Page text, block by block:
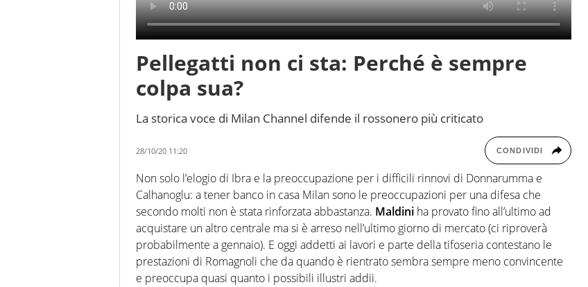
Pellegatti non ci sta: Perché è sempre
colpa sua?
La storica voce di Milan Channel difende il rossonero più criticato
28/10/20 11:20 CONDIVIDI
Non solo l’elogio di Ibra e la preoccupazione per i difficili rinnovi di Donnarumma e
Calhanoglu: a tener banco in casa Milan sono le preoccupazioni per una difesa che
secondo molti non è stata rinforzata abbastanza. Maldini ha provato fino all’ultimo ad
acquistare un altro centrale ma si è arreso nell’ultimo giorno di mercato (ci riproverà
probabilmente a gennaio). E oggi addetti ai lavori e parte della tifoseria contestano le
prestazioni di Romagnoli che da quando è rientrato sembra sempre meno convincente
e preoccupa quasi quanto i possibili illustri addii.